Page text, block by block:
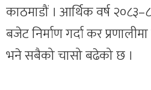
काठमाडौं । आर्थिक वर्ष
बजेट निर्माण गर्दा कर
भने सबैको चासो बढेको छ ।